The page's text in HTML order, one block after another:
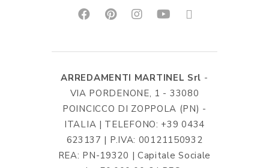
ARREDAMENTI MARTINEL Srl -
VIA PORDENONE, 1 - 33080
POINCICCO DI ZOPPOLA (PN) -
ITALIA | TELEFONO: +39 0434
623137 | P.IVA: 00121150932
REA: PN-19320 | Capitale Sociale